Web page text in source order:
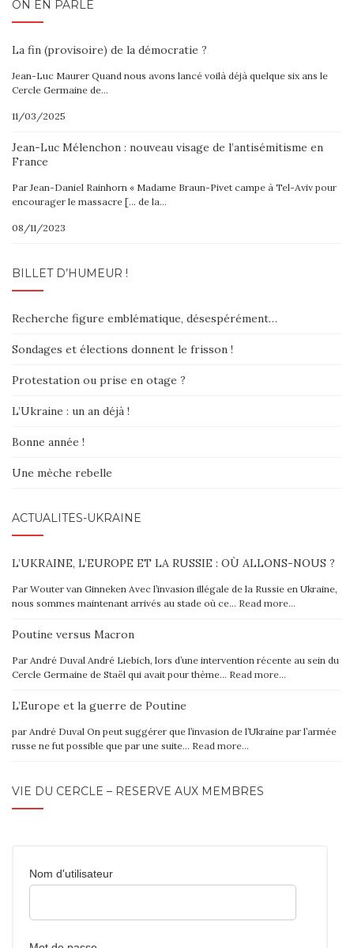
ON EN PARLE
La fin (provisoire) de la démocratie ?
Jean-Luc Maurer Quand nous avons lancé voilà déjà quelque six ans le
Cercle Germaine de…
11/03/2025
Jean-Luc Mélenchon : nouveau visage de l’antisémitisme en
France
Par Jean-Daniel Rainhorn « Madame Braun-Pivet campe à Tel-Aviv pour
encourager le massacre [… de la…
08/11/2023
BILLET D’HUMEUR !
Recherche figure emblématique, désespérément…
Sondages et élections donnent le frisson !
Protestation ou prise en otage ?
L’Ukraine : un an déjà !
Bonne année !
Une mèche rebelle
ACTUALITÉS-UKRAINE
L’UKRAINE, L’EUROPE ET LA RUSSIE : OÙ ALLONS-NOUS ?
Par Wouter van Ginneken Avec l’invasion illégale de la Russie en Ukraine,
nous sommes maintenant arrivés au stade où ce… Read more…
Poutine versus Macron
Par André Duval André Liebich, lors d’une intervention récente au sein du
Cercle Germaine de Staël qui avait pour thème… Read more…
L’Europe et la guerre de Poutine
par André Duval On peut suggérer que l’invasion de l’Ukraine par l’armée
russe ne fut possible que par une suite… Read more…
VIE DU CERCLE – RÉSERVÉ AUX MEMBRES
Nom d'utilisateur